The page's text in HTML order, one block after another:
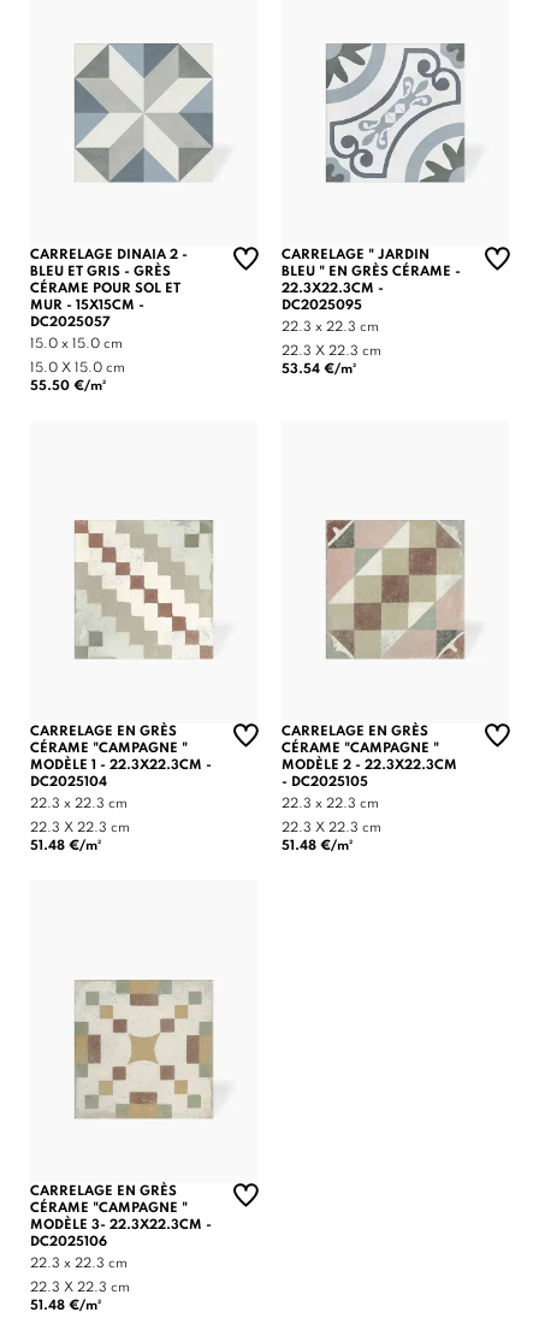
CARRELAGE DINAIA 2 -
BLEU ET GRIS - GRÈS
CÉRAME POUR SOL ET
MUR - 15X15CM -
DC2025057
15.0 x 15.0 cm
15.0 X 15.0 cm
55.50 €/m²
CARRELAGE " JARDIN
BLEU " EN GRÈS CÉRAME -
22.3X22.3CM -
DC2025095
22.3 x 22.3 cm
22.3 X 22.3 cm
53.54 €/m²
CARRELAGE EN GRÈS
CÉRAME "CAMPAGNE "
MODÈLE 1 - 22.3X22.3CM -
DC2025104
22.3 x 22.3 cm
22.3 X 22.3 cm
51.48 €/m²
CARRELAGE EN GRÈS
CÉRAME "CAMPAGNE "
MODÈLE 2 - 22.3X22.3CM
- DC2025105
22.3 x 22.3 cm
22.3 X 22.3 cm
51.48 €/m²
CARRELAGE EN GRÈS
CÉRAME "CAMPAGNE "
MODÈLE 3- 22.3X22.3CM -
DC2025106
22.3 x 22.3 cm
22.3 X 22.3 cm
51.48 €/m²